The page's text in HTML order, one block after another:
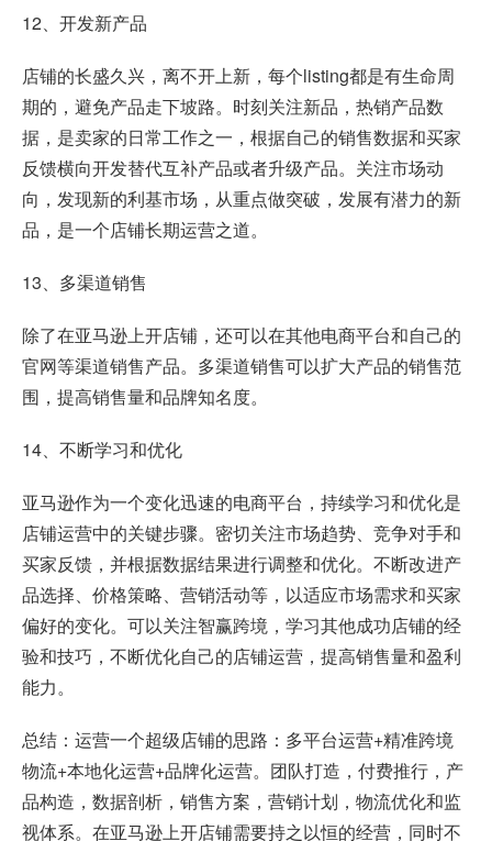
12、开发新产品
店铺的长盛久兴，离不开上新，每个listing都是有生命周
期的，避免产品走下坡路。时刻关注新品，热销产品数
据，是卖家的日常工作之一，根据自己的销售数据和买家
反馈横向开发替代互补产品或者升级产品。关注市场动
向，发现新的利基市场，从重点做突破，发展有潜力的新
品，是一个店铺长期运营之道。
13、多渠道销售
除了在亚马逊上开店铺，还可以在其他电商平台和自己的
官网等渠道销售产品。多渠道销售可以扩大产品的销售范
围，提高销售量和品牌知名度。
14、不断学习和优化
亚马逊作为一个变化迅速的电商平台，持续学习和优化是
店铺运营中的关键步骤。密切关注市场趋势、竞争对手和
买家反馈，并根据数据结果进行调整和优化。不断改进产
品选择、价格策略、营销活动等，以适应市场需求和买家
偏好的变化。可以关注智赢跨境，学习其他成功店铺的经
验和技巧，不断优化自己的店铺运营，提高销售量和盈利
能力。
总结：运营一个超级店铺的思路：多平台运营+精准跨境
物流+本地化运营+品牌化运营。团队打造，付费推行，产
品构造，数据剖析，销售方案，营销计划，物流优化和监
视体系。在亚马逊上开店铺需要持之以恒的经营，同时不